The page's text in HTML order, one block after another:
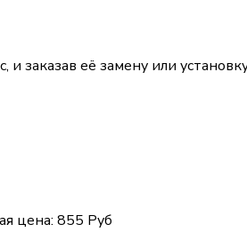
и заказав её замену или
цена: 855 Руб